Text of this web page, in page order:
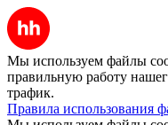
Мы используем файлы
правильную работу
трафик.
Правила использования